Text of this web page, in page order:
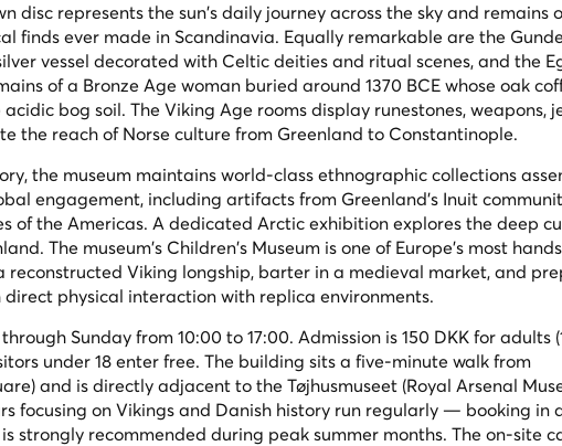
disc represents the sun's daily journey across the sky and remains
finds ever made in Scandinavia. Equally remarkable are the
vessel decorated with Celtic deities and ritual scenes, and the
of a Bronze Age woman buried around 1370 BCE whose oak
bog soil. The Viking Age rooms display runestones, weapons,
the reach of Norse culture from Greenland to Constantinople.
the museum maintains world-class ethnographic collections
engagement, including artifacts from Greenland's Inuit
of the Americas. A dedicated Arctic exhibition explores the deep
The museum's Children's Museum is one of Europe's most
reconstructed Viking longship, barter in a medieval market, and
physical interaction with replica environments.
Sunday from 10:00 to 17:00. Admission is 150 DKK for adults
under 18 enter free. The building sits a five-minute walk from
and is directly adjacent to the Tøjhusmuseet (Royal Arsenal
focusing on Vikings and Danish history run regularly — booking in
strongly recommended during peak summer months. The on-site